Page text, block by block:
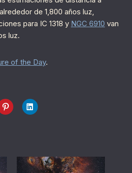
de 1,800 años luz,
para IC 1318 y NGC 6910 van
luz.
of the Day.